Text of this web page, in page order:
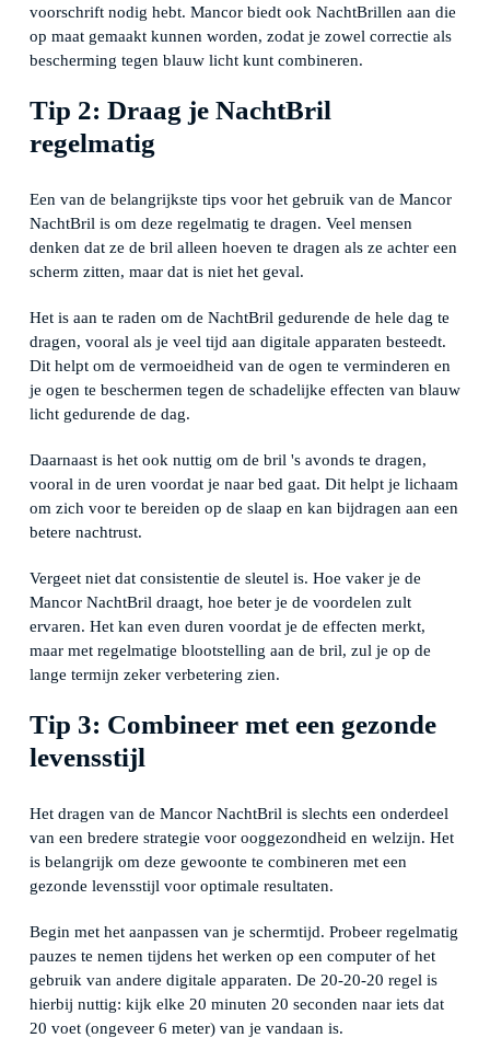
voorschrift nodig hebt. Mancor biedt ook NachtBrillen aan die
op maat gemaakt kunnen worden, zodat je zowel correctie als
bescherming tegen blauw licht kunt combineren.
Tip 2: Draag je NachtBril
regelmatig
Een van de belangrijkste tips voor het gebruik van de Mancor
NachtBril is om deze regelmatig te dragen. Veel mensen
denken dat ze de bril alleen hoeven te dragen als ze achter een
scherm zitten, maar dat is niet het geval.
Het is aan te raden om de NachtBril gedurende de hele dag te
dragen, vooral als je veel tijd aan digitale apparaten besteedt.
Dit helpt om de vermoeidheid van de ogen te verminderen en
je ogen te beschermen tegen de schadelijke effecten van blauw
licht gedurende de dag.
Daarnaast is het ook nuttig om de bril 's avonds te dragen,
vooral in de uren voordat je naar bed gaat. Dit helpt je lichaam
om zich voor te bereiden op de slaap en kan bijdragen aan een
betere nachtrust.
Vergeet niet dat consistentie de sleutel is. Hoe vaker je de
Mancor NachtBril draagt, hoe beter je de voordelen zult
ervaren. Het kan even duren voordat je de effecten merkt,
maar met regelmatige blootstelling aan de bril, zul je op de
lange termijn zeker verbetering zien.
Tip 3: Combineer met een gezonde
levensstijl
Het dragen van de Mancor NachtBril is slechts een onderdeel
van een bredere strategie voor ooggezondheid en welzijn. Het
is belangrijk om deze gewoonte te combineren met een
gezonde levensstijl voor optimale resultaten.
Begin met het aanpassen van je schermtijd. Probeer regelmatig
pauzes te nemen tijdens het werken op een computer of het
gebruik van andere digitale apparaten. De 20-20-20 regel is
hierbij nuttig: kijk elke 20 minuten 20 seconden naar iets dat
20 voet (ongeveer 6 meter) van je vandaan is.